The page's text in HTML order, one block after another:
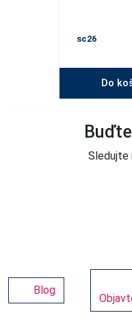
sc26
Do
Sledujte
Blog